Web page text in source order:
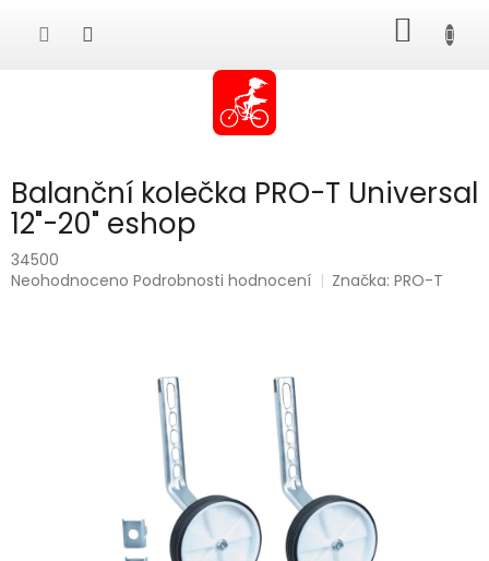
KOŠÍK
Balanční kolečka PRO-T Universal
12"-20" eshop
34500
Průměrné
Neohodnoceno Podrobnosti hodnocení Značka:PRO-T